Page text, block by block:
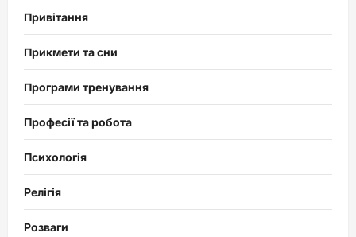
Привітання
Прикмети та сни
Програми тренування
Професії та робота
Психологія
Релігія
Розваги